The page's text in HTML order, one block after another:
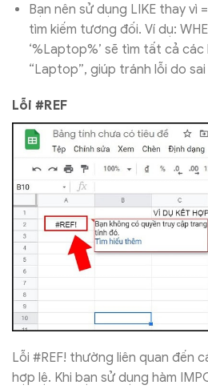
Bạn nên sử dụng LIKE thay vì
tìm kiếm tương đối. Ví dụ:
‘%Laptop%’ sẽ tìm tất cả
“Laptop”, giúp tránh lỗi do
Lỗi #REF
Lỗi #REF! thường liên quan đến
hợp lệ. Khi bạn sử dụng hàm